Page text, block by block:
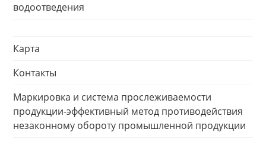
водоотведения
Карта
Контакты
Маркировка и система прослеживаемости
продукции-эффективный метод противодействия
незаконному обороту промышленной продукции